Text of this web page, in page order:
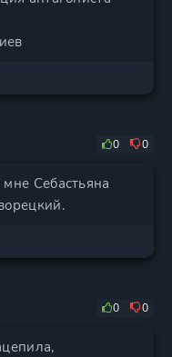
0 0
Себастьяна
0 0